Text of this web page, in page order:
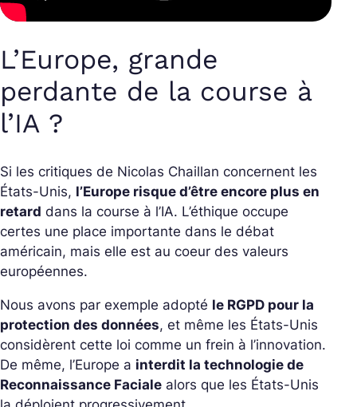
L’Europe, grande
perdante de la course à
l’IA ?
Si les critiques de Nicolas Chaillan concernent les
États-Unis, l’Europe risque d’être encore plus en
retard dans la course à l’IA. L’éthique occupe
certes une place importante dans le débat
américain, mais elle est au coeur des valeurs
européennes.
Nous avons par exemple adopté le RGPD pour la
protection des données, et même les États-Unis
considèrent cette loi comme un frein à l’innovation.
De même, l’Europe a interdit la technologie de
Reconnaissance Faciale alors que les États-Unis